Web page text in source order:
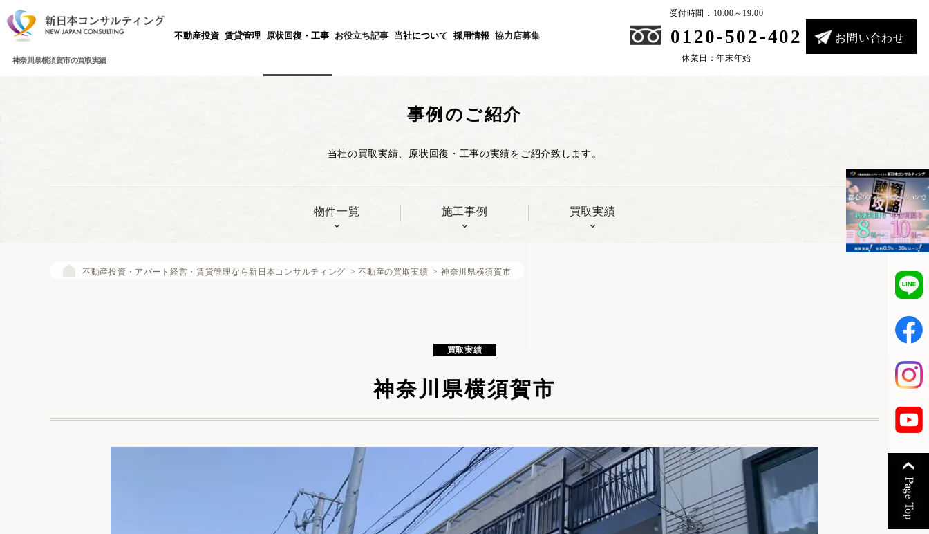
神奈川県横須賀市の買取実績
不動産投資
投資不動産を売却したい方
賃貸管理 原状回復・工事 お役立ち記事 当社について
個人情報に関する公表文
採用情報 協力店募集
受付時間：10:00～19:00
0120-502-402
休業日：年末年始
お問い合わせ
事例のご紹介
当社の買取実績、原状回復・工事の実績をご紹介致します。
物件一覧 施工事例 買取実績
不動産投資・アパート経営・賃貸管理なら新日本コンサルティング >不動産の買取実績 > 神奈川県横須賀市
買取実績
神奈川県横須賀市